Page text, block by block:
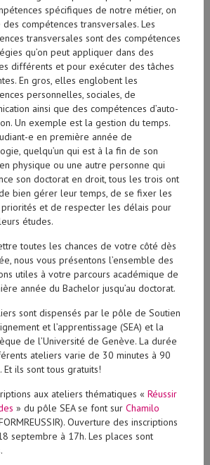
spécifiques de notre métier, on
des compétences transversales. Les
transversales sont des compétences
qu’on peut appliquer dans des
différents et pour exécuter des tâches
En gros, elles englobent les
personnelles, sociales, de
ainsi que des compétences d’auto-
Un exemple est la gestion du temps.
e en première année de
quelqu’un qui est à la fin de son
physique ou une autre personne qui
son doctorat en droit, tous les trois ont
bien gérer leur temps, de se fixer les
et de respecter les délais pour
études.
toutes les chances de votre côté dès
nous vous présentons l’ensemble des
utiles à votre parcours académique de
année du Bachelor jusqu’au doctorat.
sont dispensés par le pôle de Soutien
et l’apprentissage (SEA) et la
de l’Université de Genève. La durée
ateliers varie de 30 minutes à 90
Et ils sont tous gratuits!
aux ateliers thématiques « Réussir
» du pôle SEA se font sur Chamilo
Ouverture des inscriptions
septembre à 17h. Les places sont